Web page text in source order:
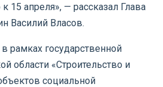
15 апреля», — рассказал Глава
Василий Власов.
рамках государственной
области «Строительство и
социальной